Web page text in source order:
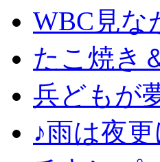
WBC見な
たこ焼き
兵どもが
♪雨は夜